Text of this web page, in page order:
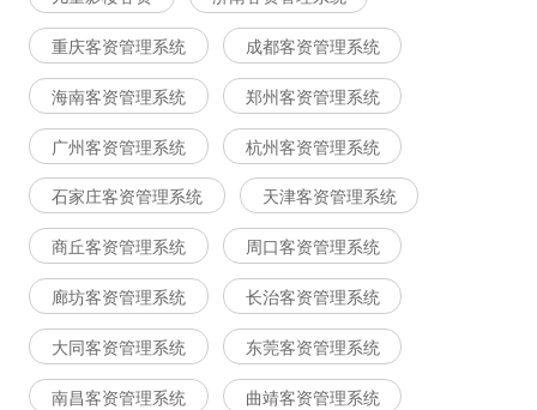
重庆客资管理系统 成都客资管理系统
海南客资管理系统 郑州客资管理系统
广州客资管理系统 杭州客资管理系统
石家庄客资管理系统 天津客资管理系统
商丘客资管理系统 周口客资管理系统
廊坊客资管理系统 长治客资管理系统
大同客资管理系统 东莞客资管理系统
南昌客资管理系统 曲靖客资管理系统